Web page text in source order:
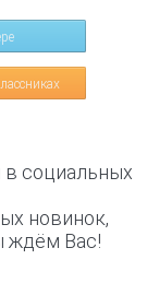
социальных
новинок,
ждём Вас!